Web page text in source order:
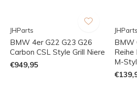
JHParts
BMW 4er G22 G23 G26
Carbon CSL Style Grill Niere
€949,95
JHParts
BMW
Reihe
M-